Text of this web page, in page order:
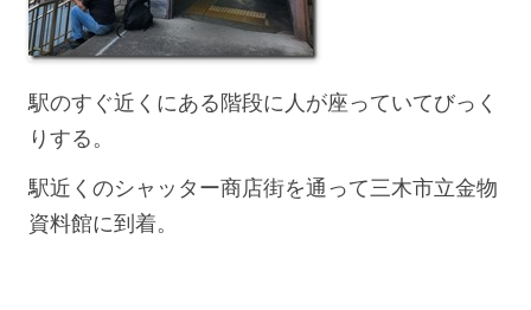
駅のすぐ近くにある階段に人が座っていてびっく
りする。
駅近くのシャッター商店街を通って三木市立金物
資料館に到着。